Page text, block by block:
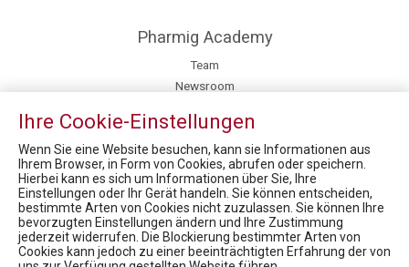
Pharmig Academy
Team
Newsroom
Fördermöglichkeiten für Privatpersonen
Fachexpert:innen
News
FACHTAGUNG Zukunftsmarkt OTC
8. Rare Diseases Dialog: Seltene Erkrankungen werden erwachsen. Transition und die Suche nach verschollenen Patienten
Ihre Cookie-Einstellungen
Wenn Sie eine Website besuchen, kann sie Informationen aus
Ihrem Browser, in Form von Cookies, abrufen oder speichern.
Hierbei kann es sich um Informationen über Sie, Ihre
Einstellungen oder Ihr Gerät handeln. Sie können entscheiden,
bestimmte Arten von Cookies nicht zuzulassen. Sie können Ihre
bevorzugten Einstellungen ändern und Ihre Zustimmung
jederzeit widerrufen. Die Blockierung bestimmter Arten von
Cookies kann jedoch zu einer beeinträchtigten Erfahrung der von